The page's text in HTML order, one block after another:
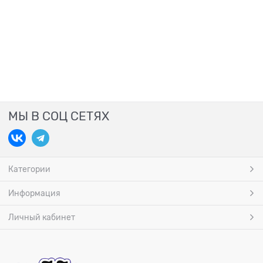
МЫ В СОЦ СЕТЯХ
Категории
Информация
Личный кабинет